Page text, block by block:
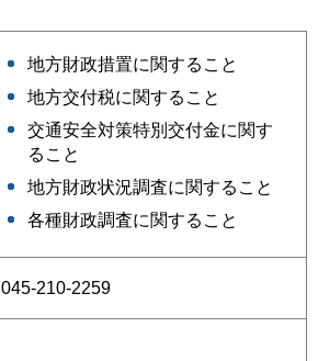
地方財政措置に関すること
地方交付税に関すること
交通安全対策特別交付金に関す
ること
地方財政状況調査に関すること
各種財政調査に関すること
045-210-2259